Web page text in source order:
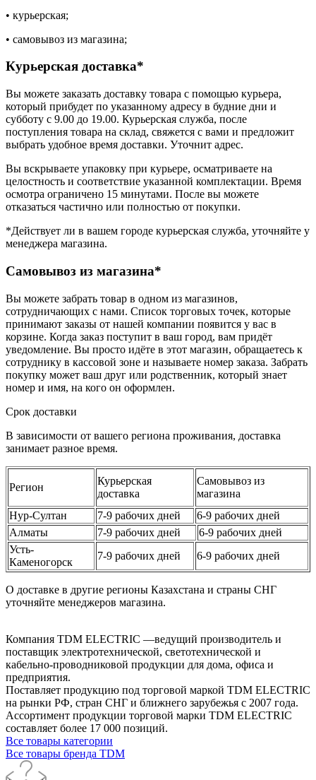
• курьерская;
• самовывоз из магазина;
Курьерская доставка*
Вы можете заказать доставку товара с помощью курьера,
который прибудет по указанному адресу в будние дни и
субботу с 9.00 до 19.00. Курьерская служба, после
поступления товара на склад, свяжется с вами и предложит
выбрать удобное время доставки. Уточнит адрес.
Вы вскрываете упаковку при курьере, осматриваете на
целостность и соответствие указанной комплектации. Время
осмотра ограничено 15 минутами. После вы можете
отказаться частично или полностью от покупки.
*Действует ли в вашем городе курьерская служба, уточняйте у
менеджера магазина.
Самовывоз из магазина*
Вы можете забрать товар в одном из магазинов,
сотрудничающих с нами. Список торговых точек, которые
принимают заказы от нашей компании появится у вас в
корзине. Когда заказ поступит в ваш город, вам придёт
уведомление. Вы просто идёте в этот магазин, обращаетесь к
сотруднику в кассовой зоне и называете номер заказа. Забрать
покупку может ваш друг или родственник, который знает
номер и имя, на кого он оформлен.
Срок доставки
В зависимости от вашего региона проживания, доставка
занимает разное время.
Регион
Курьерская
доставка
Самовывоз из
магазина
Нур-Султан
7-9 рабочих дней
6-9 рабочих дней
Алматы
7-9 рабочих дней
6-9 рабочих дней
Усть-
Каменогорск
7-9 рабочих дней 6-9 рабочих дней
О доставке в другие регионы Казахстана и страны СНГ
уточняйте менеджеров магазина.
Компания TDM ELECTRIC —ведущий производитель и
поставщик электротехнической, светотехнической и
кабельно-проводниковой продукции для дома, офиса и
предприятия.
Поставляет продукцию под торговой маркой TDM ELECTRIC
на рынки РФ, стран СНГ и ближнего зарубежья с 2007 года.
Ассортимент продукции торговой марки TDM ЕLECTRIC
составляет более 17 000 позиций.
Все товары категории
Все товары бренда TDM